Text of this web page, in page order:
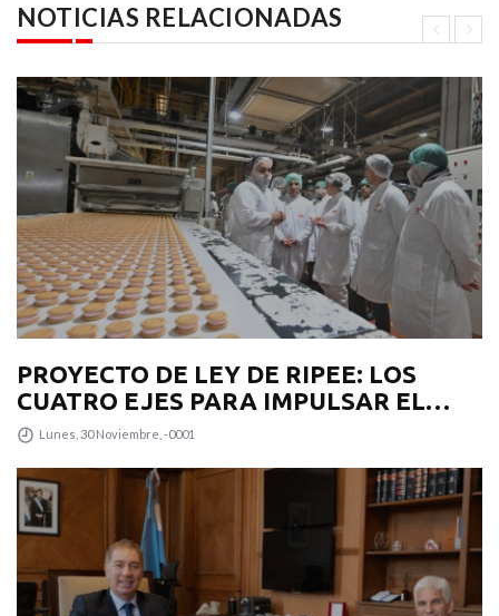
NOTICIAS RELACIONADAS
PROYECTO DE LEY DE RIPEE: LOS
CUATRO EJES PARA IMPULSAR EL
DESARROLLO PRODUCTIVO EN LA
Lunes, 30 Noviembre, -0001